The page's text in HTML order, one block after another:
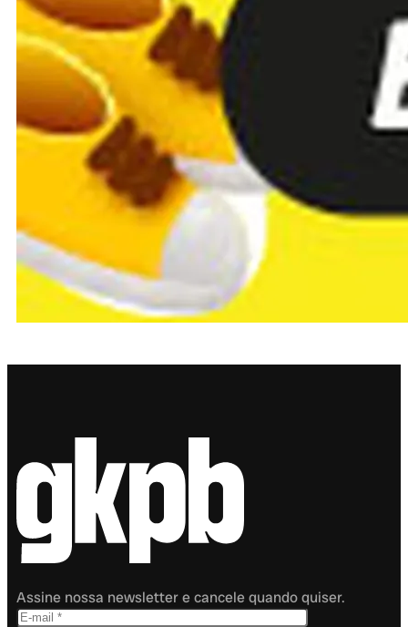
Assine nossa newsletter e cancele quando quiser.